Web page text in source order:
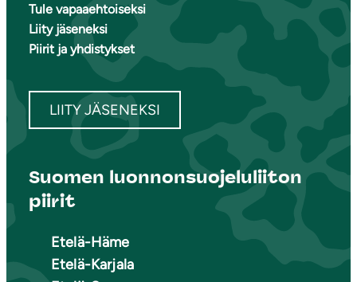
Tule vapaaehtoiseksi
Liity jäseneksi
Piirit ja yhdistykset
LIITY JÄSENEKSI
Suomen luonnonsuojeluliiton
piirit
Etelä-Häme
Etelä-Karjala